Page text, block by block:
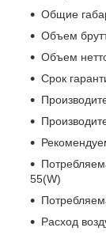
Общие
Объем
Объем
Срок
55(W)
Расход